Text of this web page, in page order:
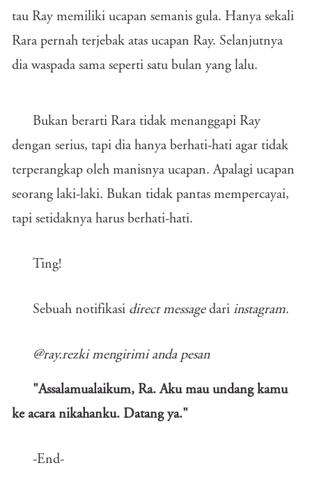
tau Ray memiliki ucapan semanis gula. Hanya sekali
Rara pernah terjebak atas ucapan Ray. Selanjutnya
dia waspada sama seperti satu bulan yang lalu.
Bukan berarti Rara tidak menanggapi Ray
dengan serius, tapi dia hanya berhati-hati agar tidak
terperangkap oleh manisnya ucapan. Apalagi ucapan
seorang laki-laki. Bukan tidak pantas mempercayai,
tapi setidaknya harus berhati-hati.
Ting!
Sebuah notifikasi direct messagedari instagram.
@ray.rezki mengirimi anda pesan
"Assalamualaikum, Ra. Aku mau undang kamu
ke acara nikahanku. Datang ya."
-End-